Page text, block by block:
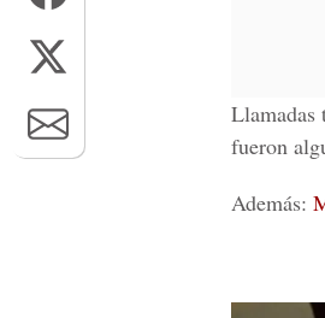
Llamadas
fueron
Además: